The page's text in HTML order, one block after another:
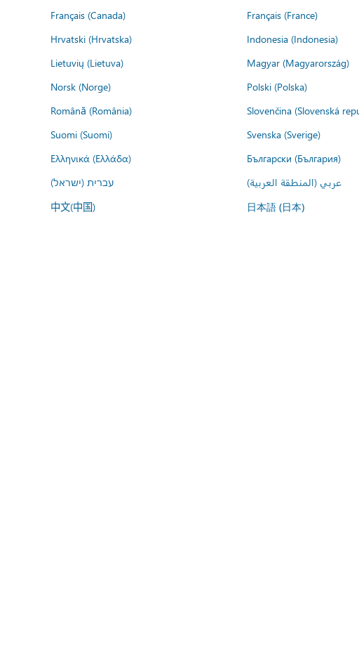
Français (Canada)
Français (France)
Hrvatski (Hrvatska)
Indonesia (Indonesia)
Lietuvių (Lietuva)
Magyar (Magyarország)
Norsk (Norge)
Polski (Polska)
Română (România)
Slovenčina (Slovenská
Suomi (Suomi)
Svenska (Sverige)
Ελληνικά (Ελλάδα)
Български (България)
עברית (ישראל)
عربي (المنطقة العربية)
中文(中国) 日本語 (日本)